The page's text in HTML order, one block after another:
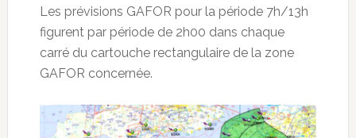
Les prévisions GAFOR pour la période 7h/13h
figurent par période de 2h00 dans chaque
carré du cartouche rectangulaire de la zone
GAFOR concernée.